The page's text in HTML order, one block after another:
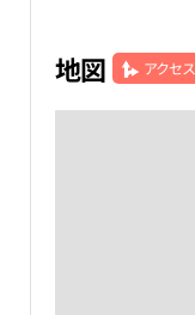
地図 アクセス